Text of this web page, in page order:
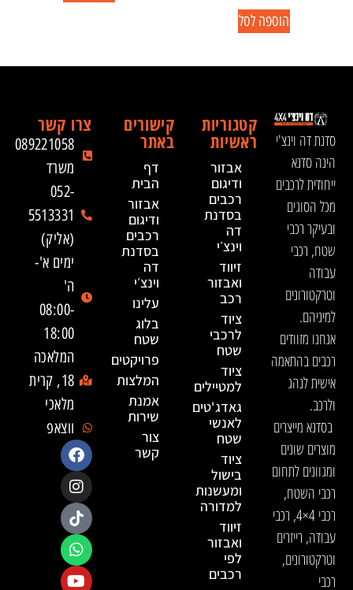
הוספה לסל
סדנת דה וינצ'י
הינה סדנא
ייחודית לרכבים
מכל הסוגים
ובעיקר רכבי
שטח, רכבי
עבודה
וטרקטורונים
למיניהם.
אנחנו מזוודים
רכבים בהתאמה
אישית לנהג
ולרכב.
בסדנא מייצרים
מוצרים שונים
ומגוונים לתחום
רכבי השטח,
רכבי 4×4, רכבי
עבודה, רייזרים
וטרקטורונים,
רכבי
קטגוריות
ראשיות
אבזור
ודיגום
רכבים
בסדנת
דה
וינצ׳י
זיווד
ואבזור
רכב
ציוד
לרכבי
שטח
ציוד
למטיילים
גאדג'טים
לאנשי
שטח
ציוד
בישול
ומעשנות
למדורה
זיווד
ואבזור
לפי
רכבים
קישורים
באתר
דף
הבית
אבזור
ודיגום
רכבים
בסדנת
דה
וינצ׳י
עלינו
בלוג
שטח
פרויקטים
המלצות
אמנת
שירות
צור
קשר
צרו קשר
089221058
משרד
052-
5513331
(אליק)
ימים א'-
ה'
08:00-
18:00
המלאכה
18, קרית
מלאכי
ווצאפ